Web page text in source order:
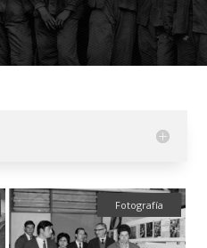
Fotografía